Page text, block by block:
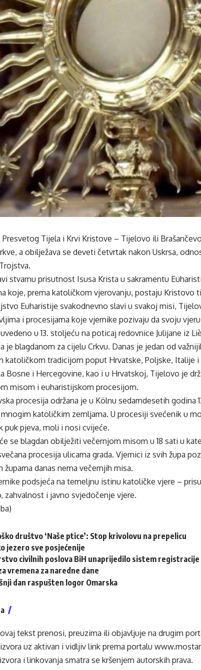
Tijela i Krvi Kristove – Tijelovo ili
a obilježava se deveti četvrtak nakon Uskrsa,
stvarnu prisutnost Isusa Krista u sakramentu
koje, prema katoličkom vjerovanju, postaju Kristovo
Euharistije svakodnevno slavi u svakoj misi,
i procesijama koje vjernike pozivaju da svoju
u 13. stoljeću na poticaj redovnice Julijane iz
je blagdanom za cijelu Crkvu. Danas je jedan od
katoličkom tradicijom poput Hrvatske, Poljske, Italije i
Bosne i Hercegovine, kao i u Hrvatskoj, Tijelovo je
misom i euharistijskom procesijom.
procesija održana je u Kölnu sedamdesetih godina
katoličkim zemljama. U procesiji svećenik u
puk pjeva, moli i nosi cvijeće.
se blagdan obilježiti večernjom misom u 18 sati u
procesija ulicama grada. Vjernici iz svih župa
župama danas nema večernjih misa.
podsjeća na temeljnu istinu katoličke vjere –
zahvalnost i javno svjedočenje vjere.
društvo ‘Naše ptice’: Stop krivolovu na prepelicu
jezero sve posjećenije
civilnih poslova BiH unaprijedilo sistem
vremena za naredne dane
dan raspušten logor Omarska
tekst prenosi, preuzima ili objavljuje na drugim
uz aktivan i vidljiv link prema portalu
i linkovanja smatra se kršenjem autorskih prava.